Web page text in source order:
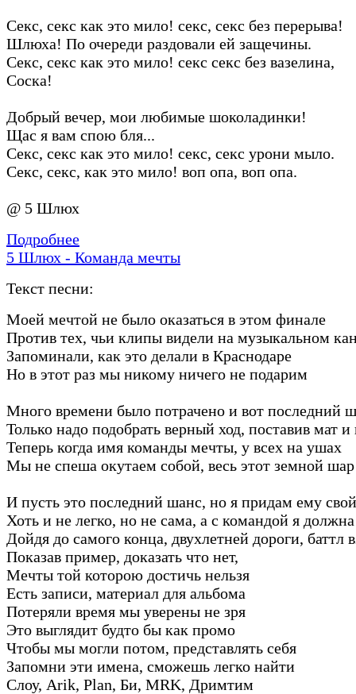
Секс, секс как это мило! секс, секс без перерыва!
Шлюха! По очереди раздовали ей защечины.
Секс, секс как это мило! секс секс без вазелина,
Соска!
Добрый вечер, мои любимые шоколадинки!
Щас я вам спою бля...
Секс, секс как это мило! секс, секс урони мыло.
Секс, секс, как это мило! воп опа, воп опа.
@ 5 Шлюх
Подробнее
5 Шлюх - Команда мечты
Текст песни:
Моей мечтой не было оказаться в этом финале
Против тех, чьи клипы видели на музыкальном
Запоминали, как это делали в Краснодаре
Но в этот раз мы никому ничего не подарим
Много времени было потрачено и вот последний
Только надо подобрать верный ход, поставив мат
Теперь когда имя команды мечты, у всех на ушах
Мы не спеша окутаем собой, весь этот земной шар
И пусть это последний шанс, но я придам ему
Хоть и не легко, но не сама, а с командой я должна
Дойдя до самого конца, двухлетней дороги, баттл
Показав пример, доказать что нет,
Мечты той которою достичь нельзя
Есть записи, материал для альбома
Потеряли время мы уверены не зря
Это выглядит будто бы как промо
Чтобы мы могли потом, представлять себя
Запомни эти имена, сможешь легко найти
Слоу, Arik, Plan, Би, MRK, Дримтим